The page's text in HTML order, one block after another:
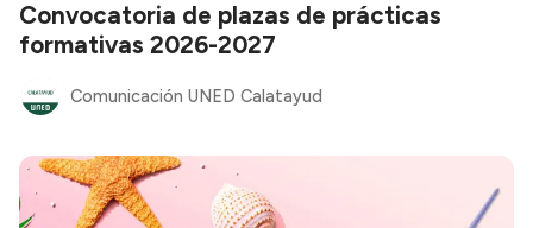
Convocatoria de plazas de prácticas
formativas 2026-2027
Comunicación UNED Calatayud